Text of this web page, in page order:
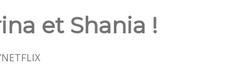
et Shania !